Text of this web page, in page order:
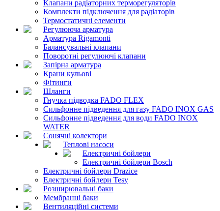
Клапани радіаторних терморегуляторів
Комплекти підключення для радіаторів
Термостатичні елементи
Регулююча арматура
Арматура Rigamonti
Балансувальні клапани
Поворотні регулюючі клапани
Запірна арматура
Крани кульові
Фітинги
Шланги
Гнучка підводка FADO FLEX
Сильфонне підведення для газу FADO INOX GAS
Сильфонне підведення для води FADO INOX
WATER
Сонячні колектори
Теплові насоси
Електричні бойлери
Електричні бойлери Bosch
Електричні бойлери Drazice
Електричні бойлери Tesy
Розширювальні баки
Мембранні баки
Вентиляційні системи